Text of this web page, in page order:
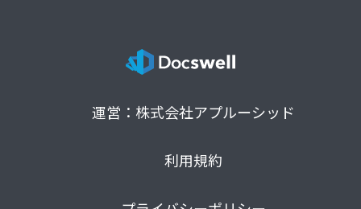
運営：株式会社アプルーシッド
利用規約